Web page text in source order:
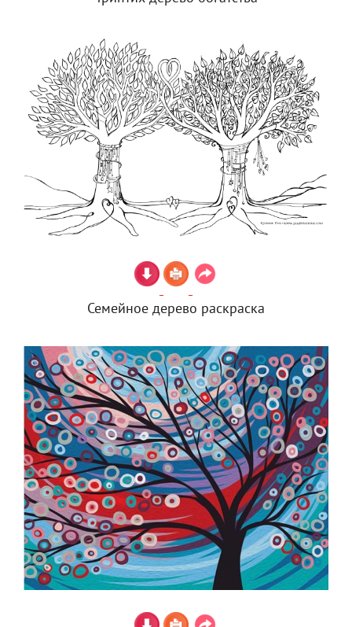
Семейное дерево раскраска